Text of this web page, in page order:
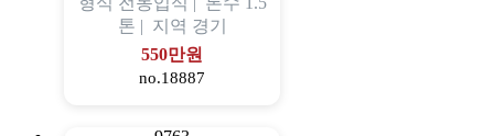
톤 | 지역 경기
550만원
no.18887